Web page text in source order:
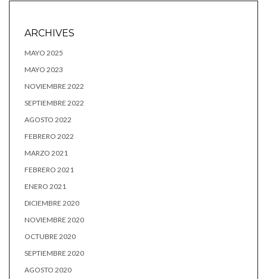
ARCHIVES
MAYO 2025
MAYO 2023
NOVIEMBRE 2022
SEPTIEMBRE 2022
AGOSTO 2022
FEBRERO 2022
MARZO 2021
FEBRERO 2021
ENERO 2021
DICIEMBRE 2020
NOVIEMBRE 2020
OCTUBRE 2020
SEPTIEMBRE 2020
AGOSTO 2020